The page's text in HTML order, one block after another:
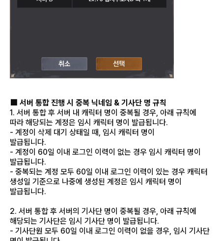
■ 서버 통합 진행 시 중복 닉네임 & 기사단 명 규칙
1. 서버 통합 후 서버 내 캐릭터 명이 중복될 경우, 아래 규칙에
따라 해당되는 계정은 임시 캐릭터 명이 발급됩니다.
- 계정이 삭제 대기 상태일 때, 임시 캐릭터 명이
발급됩니다.
- 계정이 60일 이내 로그인 이력이 없는 경우 임시 캐릭터 명이
발급됩니다.
- 중복되는 계정 모두 60일 이내 로그인 이력이 있는 경우 캐릭터
생성일 기준으로 나중에 생성된 계정은 임시 캐릭터 명이
발급됩니다.
2. 서버 통합 후 서버의 기사단 명이 중복될 경우, 아래 규칙에
해당되는 기사단은 임시 기사단 명이 발급됩니다.
- 기사단원 모두 60일 이내 로그인 이력이 없을 경우, 임시 기사단